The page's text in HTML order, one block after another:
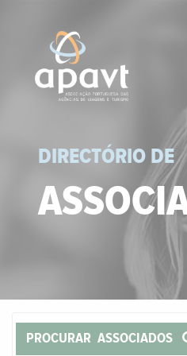
DIRECTÓRIO DE
PROCURAR ASSOCIADOS